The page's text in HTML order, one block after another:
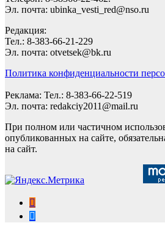
Эл. почта: ubinka_vesti_red@nso.ru
Редакция:
Тел.: 8-383-66-21-229
Эл. почта: otvetsek@bk.ru
Политика конфиденциальности
Реклама: Тел.: 8-383-66-22-519
Эл. почта: redakciy2011@mail.ru
При полном или частичном
опубликованных на сайте,
на сайт.